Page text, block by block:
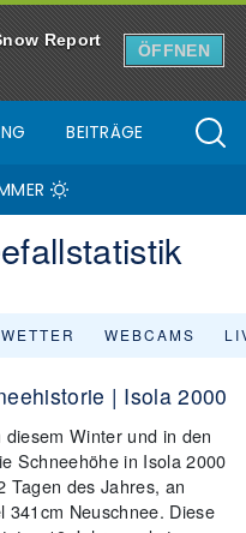
Report
ÖFFNEN
BEITRÄGE
WETTER WEBCAMS
| Isola 2000
Winter und in den
Schneehöhe in Isola 2000
Tagen des Jahres, an
341cm Neuschnee. Diese